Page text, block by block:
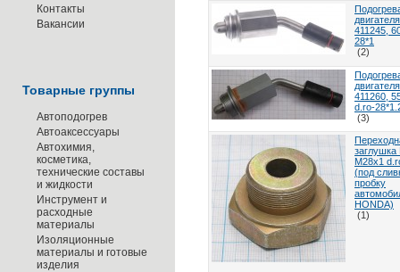
Контакты
Вакансии
Товарные группы
Автоподогрев
Автоаксессуары
Автохимия,
косметика,
технические составы
и жидкости
Инструмент и
расходные
материалы
Изоляционные
материалы и готовые
изделия
411245,
28*1
(2)
411260,
d.ro-
(3)
заглушка
М28х1
(под
пробку
HONDA)
(1)